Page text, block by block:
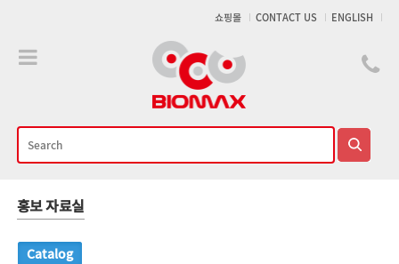
쇼핑몰 CONTACT US ENGLISH
홍보 자료실
Catalog